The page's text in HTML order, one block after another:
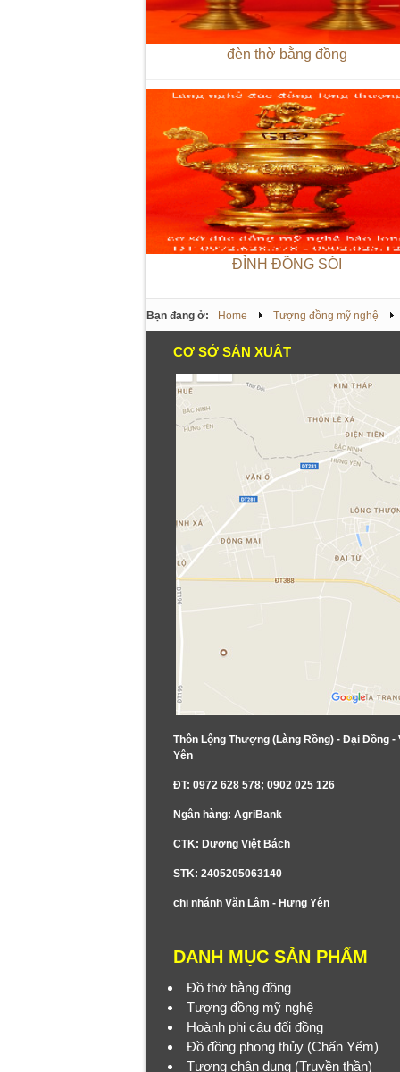
đèn thờ bằng đồng
ĐỈNH ĐỒNG SÒI
Bạn đang ở: Home Tượng đồng mỹ nghệ
CƠ SỞ SẢN XUẤT
Thôn Lộng Thượng (Làng Rồng) - Đại Đồng -
Yên
ĐT: 0972 628 578; 0902 025 126
Ngân hàng: AgriBank
CTK: Dương Việt Bách
STK: 2405205063140
chi nhánh Văn Lâm - Hưng Yên
DANH MỤC SẢN PHẨM
Đồ thờ bằng đồng
Tượng đồng mỹ nghệ
Hoành phi câu đối đồng
Đồ đồng phong thủy (Chấn Yểm)
Tượng chân dung (Truyền thần)